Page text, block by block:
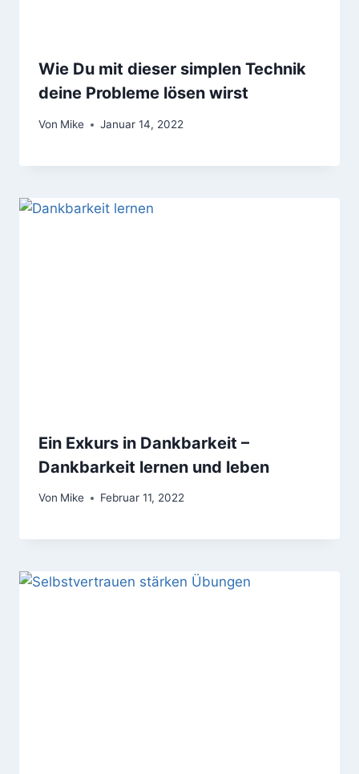
Wie Du mit dieser simplen Technik
deine Probleme lösen wirst
Von Mike Januar 14, 2022
Ein Exkurs in Dankbarkeit –
Dankbarkeit lernen und leben
Von Mike Februar 11, 2022